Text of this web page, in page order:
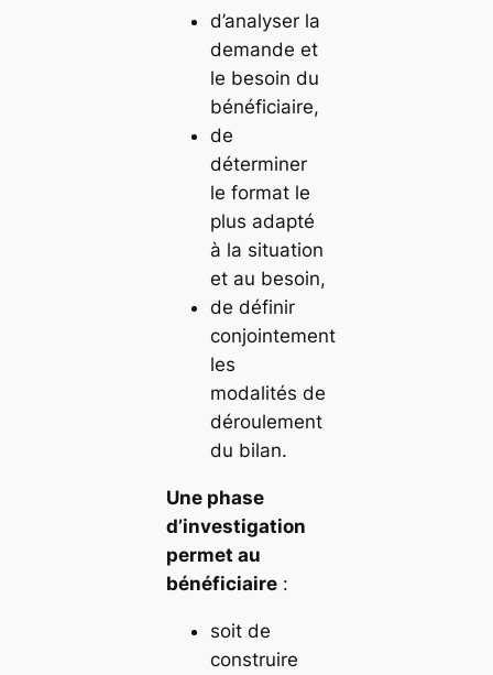
d’analyser la
demande et
le besoin du
bénéficiaire,
de
déterminer
le format le
plus adapté
à la situation
et au besoin,
de définir
conjointement
les
modalités de
déroulement
du bilan.
Une phase
d’investigation
permet au
bénéficiaire :
soit de
construire